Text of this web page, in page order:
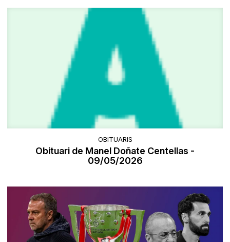
OBITUARIS
Obituari de Manel Doñate Centellas -
09/05/2026